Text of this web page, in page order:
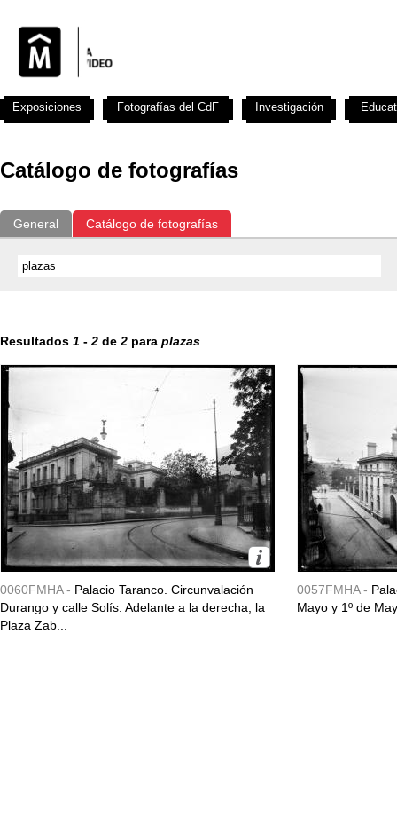
Catálogo de fotografías
General Catálogo de fotografías
Resultados 1 - 2 de 2 para plazas
0060FMHA - Palacio Taranco. Circunvalación
Durango y calle Solís. Adelante a la derecha, la
Plaza Zab...
0057FMHA -
Mayo y 1º de
Exposiciones Fotografías del CdF Investigación